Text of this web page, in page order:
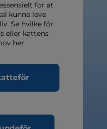
for at
kunne leve
Se hvilke fôr
eller kattens
her.